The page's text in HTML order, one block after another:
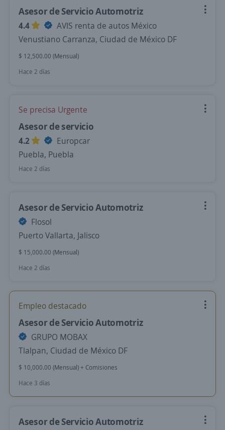
Asesor de Servicio Automotriz
4.4
AVIS renta de autos México
Venustiano Carranza, Ciudad de México DF
$ 12,500.00 (Mensual)
Hace 2 días
Se precisa Urgente
Asesor de servicio
4.2
Europcar
Puebla, Puebla
Hace 2 días
Asesor de Servicio Automotriz
Flosol
Puerto Vallarta, Jalisco
$ 15,000.00 (Mensual)
Hace 2 días
Empleo destacado
Asesor de Servicio Automotriz
GRUPO MOBAX
Tlalpan, Ciudad de México DF
$ 10,000.00 (Mensual) + Comisiones
Hace 3 días
Asesor de Servicio Automotriz